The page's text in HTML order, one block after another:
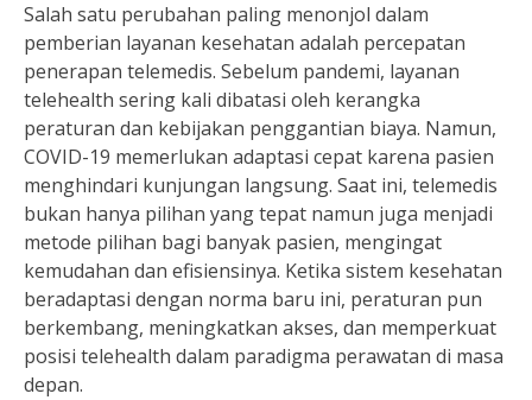
Salah satu perubahan paling menonjol dalam
pemberian layanan kesehatan adalah percepatan
penerapan telemedis. Sebelum pandemi, layanan
telehealth sering kali dibatasi oleh kerangka
peraturan dan kebijakan penggantian biaya. Namun,
COVID-19 memerlukan adaptasi cepat karena pasien
menghindari kunjungan langsung. Saat ini, telemedis
bukan hanya pilihan yang tepat namun juga menjadi
metode pilihan bagi banyak pasien, mengingat
kemudahan dan efisiensinya. Ketika sistem kesehatan
beradaptasi dengan norma baru ini, peraturan pun
berkembang, meningkatkan akses, dan memperkuat
posisi telehealth dalam paradigma perawatan di masa
depan.